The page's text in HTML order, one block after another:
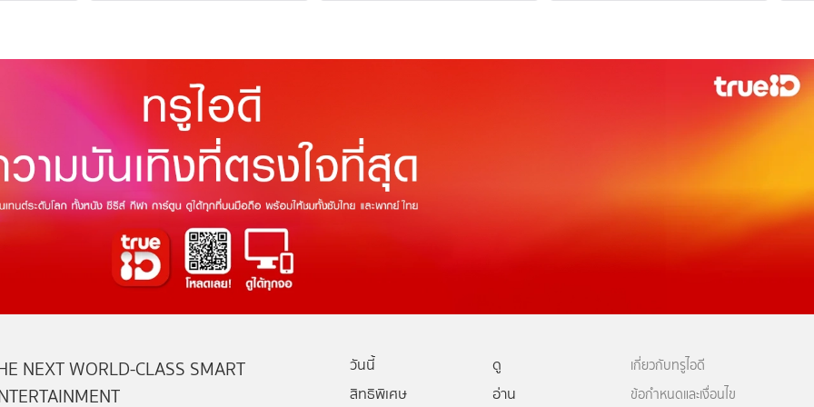
NEXT WORLD-CLASS SMART
วันนี้
ดู
สิทธิพิเศษ
อ่าน
เกี่ยวกับทรูไอดี
ข้อกำหนดและเงื่อนไข